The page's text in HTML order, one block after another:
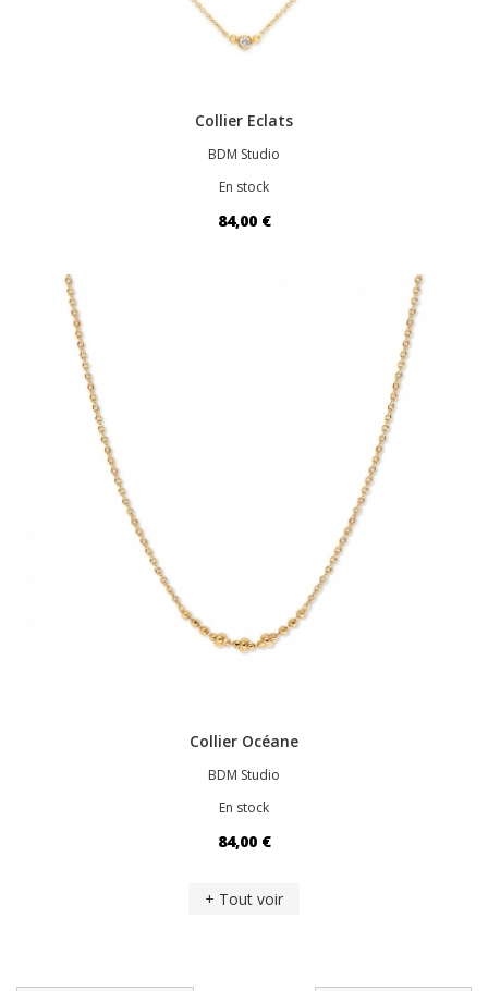
Collier Eclats
BDM Studio
En stock
84,00 €
Collier Océane
BDM Studio
En stock
84,00 €
+ Tout voir